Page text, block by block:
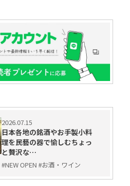
2026.07.15
日本各地の銘酒やお手製小料
理を民藝の器で愉しむちょっ
と贅沢な…
#NEW OPEN #お酒・ワイン